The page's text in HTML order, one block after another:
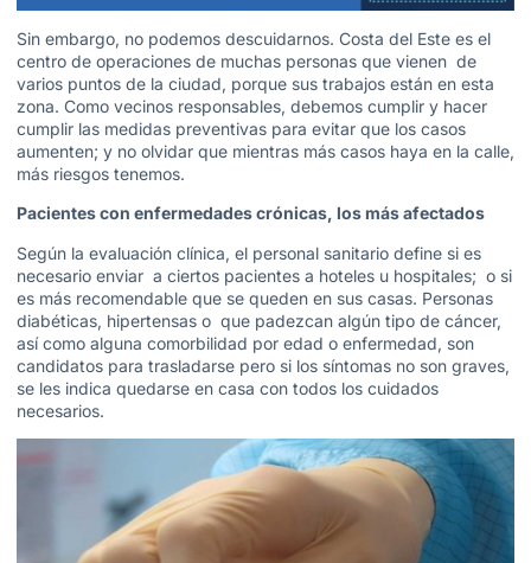
Sin embargo, no podemos descuidarnos. Costa del Este es el
centro de operaciones de muchas personas que vienen de
varios puntos de la ciudad, porque sus trabajos están en esta
zona. Como vecinos responsables, debemos cumplir y hacer
cumplir las medidas preventivas para evitar que los casos
aumenten; y no olvidar que mientras más casos haya en la calle,
más riesgos tenemos.
Pacientes con enfermedades crónicas, los más afectados
Según la evaluación clínica, el personal sanitario define si es
necesario enviar a ciertos pacientes a hoteles u hospitales; o si
es más recomendable que se queden en sus casas. Personas
diabéticas, hipertensas o que padezcan algún tipo de cáncer,
así como alguna comorbilidad por edad o enfermedad, son
candidatos para trasladarse pero si los síntomas no son graves,
se les indica quedarse en casa con todos los cuidados
necesarios.